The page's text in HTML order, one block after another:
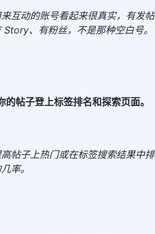
互动的账号看起来很真实，有发帖
Story、有粉丝，不是那种空白号。
的帖子登上标签排名和探索页面。
帖子上热门或在标签搜索结果中排
率。